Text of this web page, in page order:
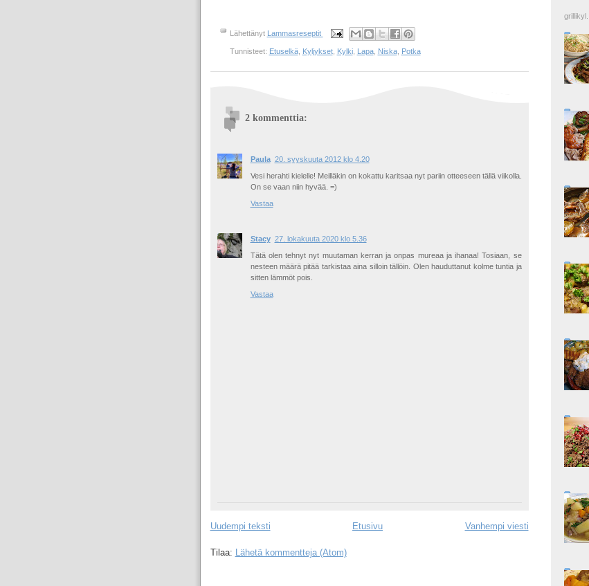
Lähettänyt Lammasreseptit
Tunnisteet: Etuselkä, Kyljykset, Kylki, Lapa, Niska, Potka
2 kommenttia:
Paula 20. syyskuuta 2012 klo 4.20
Vesi herahti kielelle! Meilläkin on kokattu karitsaa nyt pariin otteeseen tällä viikolla.
On se vaan niin hyvää. =)
Vastaa
Stacy 27. lokakuuta 2020 klo 5.36
Tätä olen tehnyt nyt muutaman kerran ja onpas mureaa ja ihanaa! Tosiaan, se
nesteen määrä pitää tarkistaa aina silloin tällöin. Olen hauduttanut kolme tuntia ja
sitten lämmöt pois.
Vastaa
Uudempi teksti Vanhempi viesti
Etusivu
Tilaa: Lähetä kommentteja (Atom)
grillikyl...